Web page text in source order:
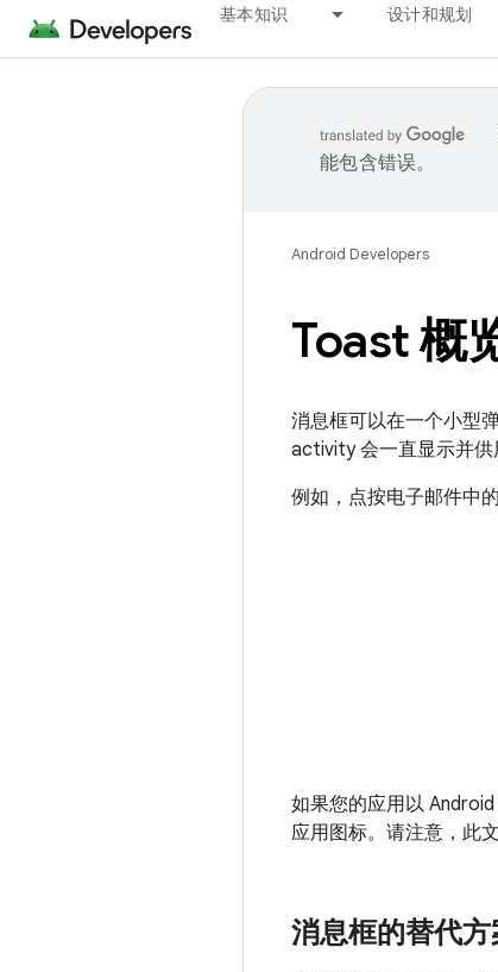
基本知识 设计和规划
能包含错误。
Android Developers
Toast 概
消息框可以在一个小型
activity 会一直显示并供
例如，点按电子邮件中的
如果您的应用以
应用图标。请注意，此
消息框的替代方